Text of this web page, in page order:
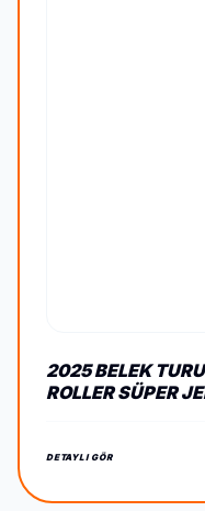
2025 BELEK
ROLLER SÜPER
DETAYLI GÖR